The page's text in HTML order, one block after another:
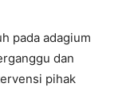
pada adagium
dan
pihak